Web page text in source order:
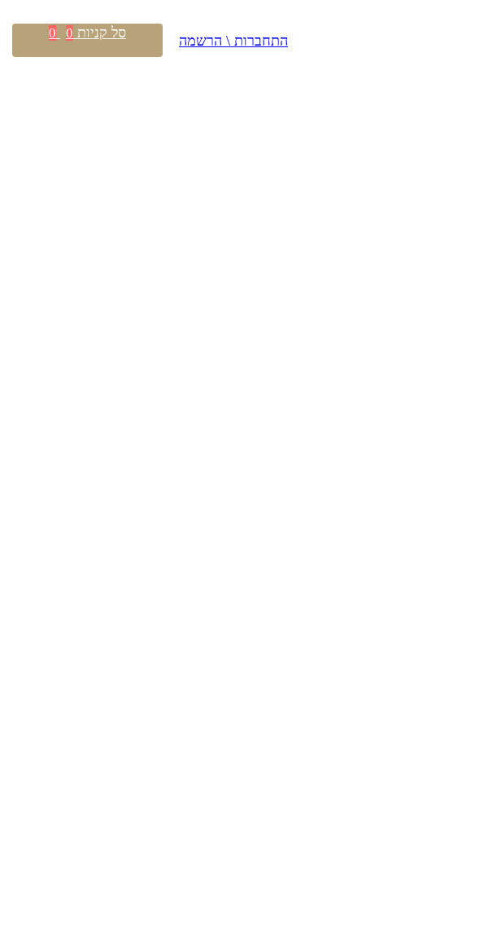
התחברות \ הרשמה סל קניות 0
0